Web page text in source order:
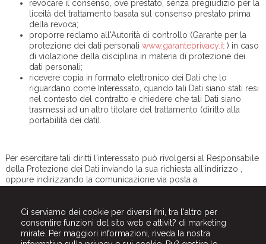
Ci serviamo dei cookie per diversi fini, tra l'altro per
consentire funzioni del sito web e attivit? di marketing
mirate. Per maggiori informazioni, riveda la nostra
revocare il consenso, ove prestato, senza pregiudizio per la
liceità del trattamento basata sul consenso prestato prima
della revoca;
proporre reclamo all'Autorità di controllo (Garante per la
protezione dei dati personali www.garanteprivacy.it) in caso
di violazione della disciplina in materia di protezione dei
dati personali;
ricevere copia in formato elettronico dei Dati che lo
riguardano come Interessato, quando tali Dati siano stati resi
nel contesto del contratto e chiedere che tali Dati siano
trasmessi ad un altro titolare del trattamento (diritto alla
portabilità dei dati).
Per esercitare tali diritti l'interessato può rivolgersi al Responsabile
della Protezione dei Dati inviando la sua richiesta all'indirizzo ,
oppure indirizzando la comunicazione via posta a: